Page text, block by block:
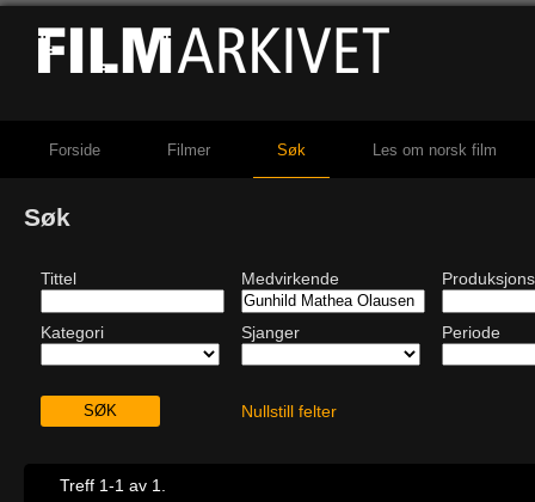
Forside Filmer Søk Les om norsk film
Søk
Tittel Medvirkende
Kategori Sjanger Periode
Nullstill felter
Treff 1-1 av 1.